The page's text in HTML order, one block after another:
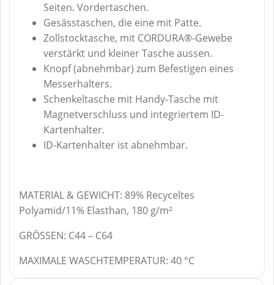
Seiten. Vordertaschen.
Gesässtaschen, die eine mit Patte.
Zollstocktasche, mit CORDURA®-Gewebe
verstärkt und kleiner Tasche aussen.
Knopf (abnehmbar) zum Befestigen eines
Messerhalters.
Schenkeltasche mit Handy-Tasche mit
Magnetverschluss und integriertem ID-
Kartenhalter.
ID-Kartenhalter ist abnehmbar.
MATERIAL & GEWICHT: 89% Recyceltes
Polyamid/11% Elasthan, 180 g/m²
GRÖSSEN: C44 – C64
MAXIMALE WASCHTEMPERATUR: 40 °C